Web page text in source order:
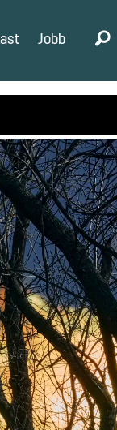
Jobb